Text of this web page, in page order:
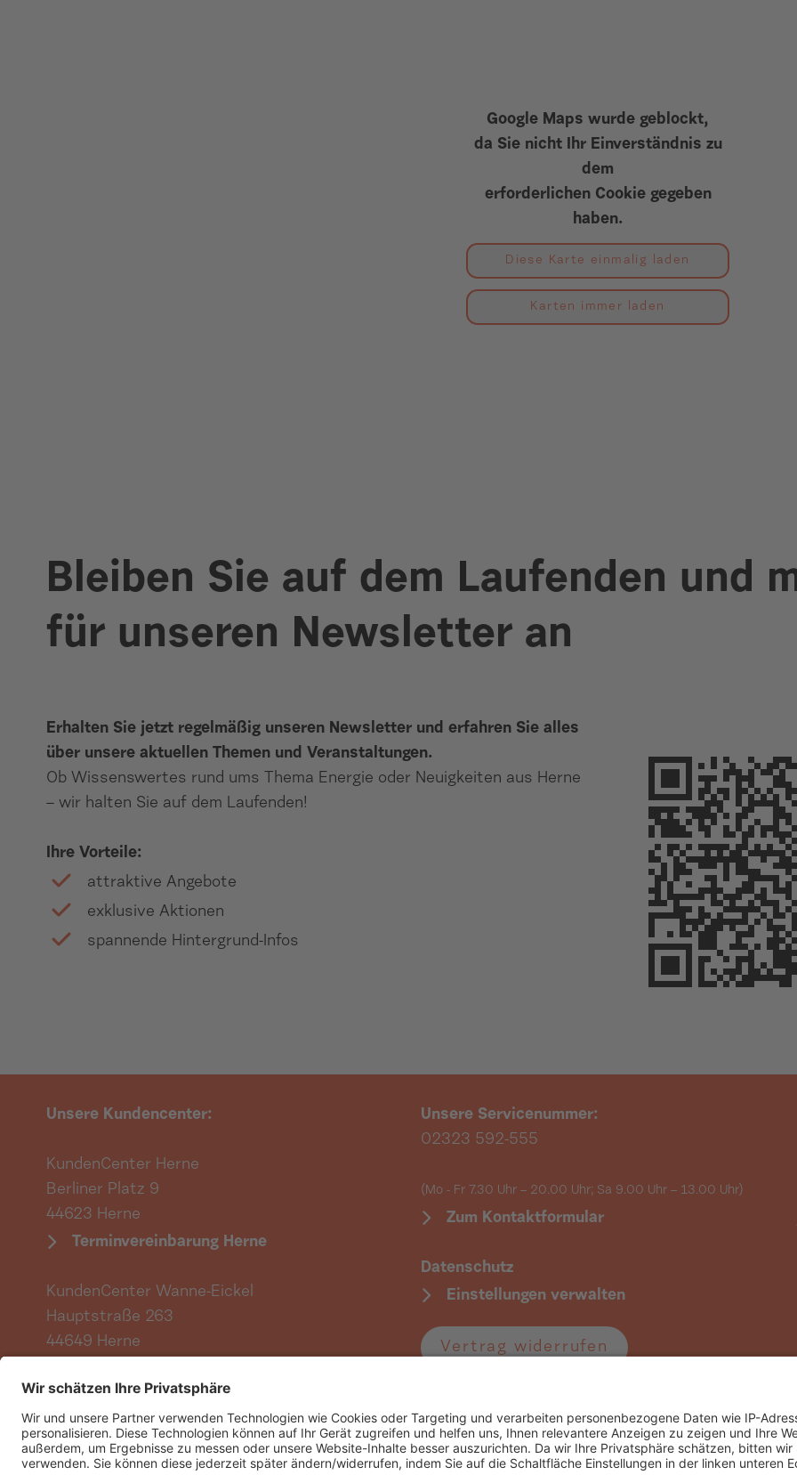
Google Maps wurde geblockt,
da Sie nicht Ihr Einverständnis zu
dem
erforderlichen Cookie gegeben
haben.
Diese Karte einmalig laden
Karten immer laden
Bleiben Sie auf dem Laufenden und
für unseren Newsletter an
Erhalten Sie jetzt regelmäßig unseren Newsletter und erfahren Sie alles
über unsere aktuellen Themen und Veranstaltungen.
Ob Wissenswertes rund ums Thema Energie oder Neuigkeiten aus Herne
– wir halten Sie auf dem Laufenden!
Ihre Vorteile:
attraktive Angebote
exklusive Aktionen
spannende Hintergrund-Infos
Unsere Kundencenter:
KundenCenter Herne
Berliner Platz 9
44623 Herne
Terminvereinbarung Herne
KundenCenter Wanne-Eickel
Hauptstraße 263
44649 Herne
Vertrag hier kündigen
Unsere Servicenummer:
02323 592-555
(Mo - Fr 7.30 Uhr – 20.00 Uhr; Sa 9.00 Uhr– 13.00 Uhr)
Zum Kontaktformular
Datenschutz
Einstellungen verwalten
Vertrag widerrufen
Folgen Sie uns: